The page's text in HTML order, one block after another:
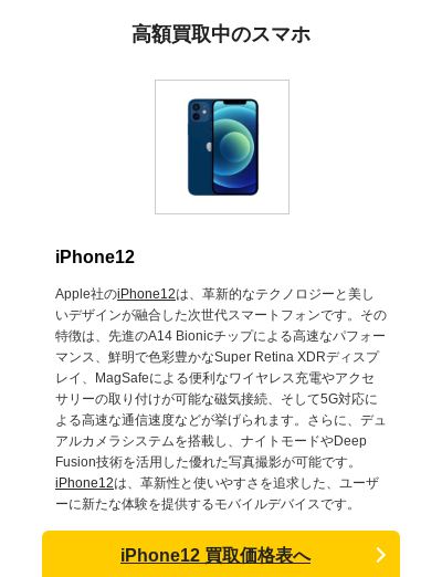
高額買取中のスマホ
iPhone12
Apple社のiPhone12は、革新的なテクノロジーと美し
いデザインが融合した次世代スマートフォンです。その
特徴は、先進のA14 Bionicチップによる高速なパフォー
マンス、鮮明で色彩豊かなSuper Retina XDRディスプ
レイ、MagSafeによる便利なワイヤレス充電やアクセ
サリーの取り付けが可能な磁気接続、そして5G対応に
よる高速な通信速度などが挙げられます。さらに、デュ
アルカメラシステムを搭載し、ナイトモードやDeep
Fusion技術を活用した優れた写真撮影が可能です。
iPhone12は、革新性と使いやすさを追求した、ユーザ
ーに新たな体験を提供するモバイルデバイスです。
iPhone12 買取価格表へ